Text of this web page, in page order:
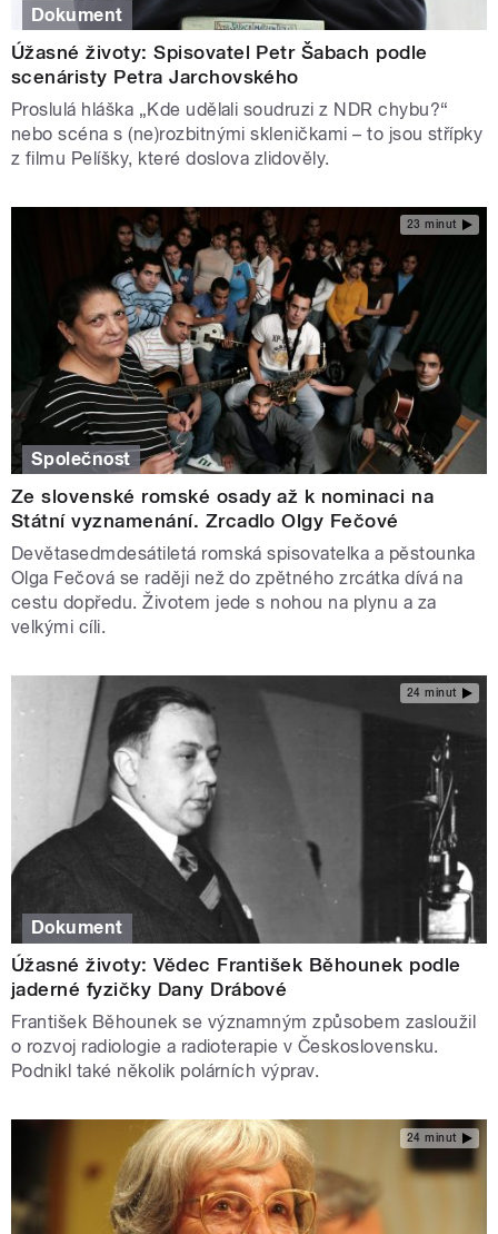
Dokument
Úžasné životy: Spisovatel Petr Šabach podle
scenáristy Petra Jarchovského
Proslulá hláška „Kde udělali soudruzi z NDR chybu?“
nebo scéna s (ne)rozbitnými skleničkami – to jsou střípky
z filmu Pelíšky, které doslova zlidověly.
23 minut
Společnost
Ze slovenské romské osady až k nominaci na
Státní vyznamenání. Zrcadlo Olgy Fečové
Devětasedmdesátiletá romská spisovatelka a pěstounka
Olga Fečová se raději než do zpětného zrcátka dívá na
cestu dopředu. Životem jede s nohou na plynu a za
velkými cíli.
24 minut
Dokument
Úžasné životy: Vědec František Běhounek podle
jaderné fyzičky Dany Drábové
František Běhounek se významným způsobem zasloužil
o rozvoj radiologie a radioterapie v Československu.
Podnikl také několik polárních výprav.
24 minut